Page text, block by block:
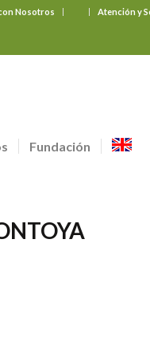
Nosotros Atención y
Fundación